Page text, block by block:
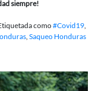
siempre!
como#Covid19
Saqueo Honduras